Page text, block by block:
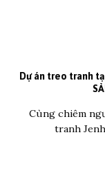
Dự án treo tranh
Cùng chiêm
tranh